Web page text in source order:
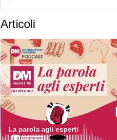
Articoli
La parola agli esperti